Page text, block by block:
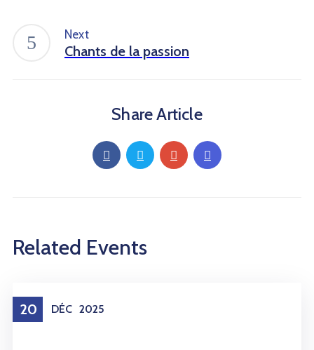
Next
Chants de la passion
Share Article
Related Events
20 DÉC 2025